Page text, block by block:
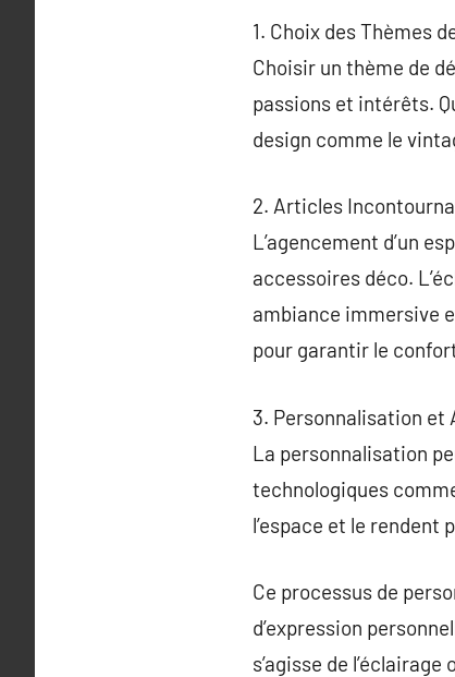
1. Choix des Thèmes
Choisir un thème de
passions et intérêts.
design comme le
2. Articles
L’agencement d’un
accessoires déco.
ambiance immersive
pour garantir le
3. Personnalisation et
La personnalisation
technologiques
l’espace et le rendent
Ce processus de
d’expression
s’agisse de